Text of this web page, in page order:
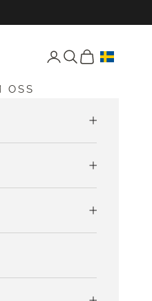
Öppna konto-sida
Öppen sökning
Öppna vagnen
OSS